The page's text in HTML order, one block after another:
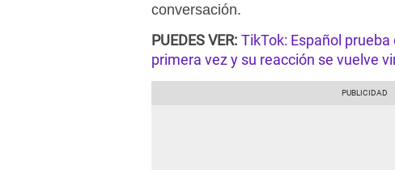
conversación.
PUEDES VER: TikTok: Español
primera vez y su reacción se vuelve